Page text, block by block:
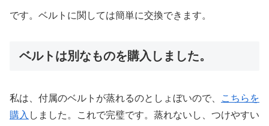
です。ベルトに関しては簡単に交換できます。
ベルトは別なものを購入しました。
私は、付属のベルトが蒸れるのとしょぼいので、
こちらを
購入 しました。これで完璧です。蒸れないし、つけやすい